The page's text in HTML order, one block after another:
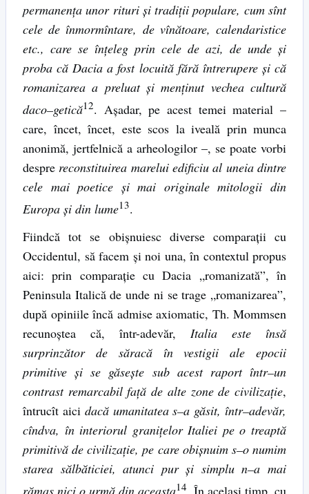
permanenţa unor rituri şi tradiţii populare, cum sînt
cele de înmormîntare, de vînătoare, calendaristice
etc., care se înţeleg prin cele de azi, de unde şi
proba că Dacia a fost locuită fără întrerupere şi că
romanizarea a preluat şi menţinut vechea cultură
daco–getică12. Aşadar, pe acest temei material –
care, încet, încet, este scos la iveală prin munca
anonimă, jertfelnică a arheologilor –, se poate vorbi
despre reconstituirea marelui edificiu al uneia dintre
cele mai poetice şi mai originale mitologii din
Europa şi din lume13.
Fiindcă tot se obişnuiesc diverse comparaţii cu
Occidentul, să facem şi noi una, în contextul propus
aici: prin comparaţie cu Dacia „romanizată”, în
Peninsula Italică de unde ni se trage „romanizarea”,
după opiniile încă admise axiomatic, Th. Mommsen
recunoştea că, într-adevăr, Italia este însă
surprinzător de săracă în vestigii ale epocii
primitive şi se găseşte sub acest raport într–un
contrast remarcabil faţă de alte zone de civilizaţie,
întrucît aici dacă umanitatea s–a găsit, într–adevăr,
cîndva, în interiorul graniţelor Italiei pe o treaptă
primitivă de civilizaţie, pe care obişnuim s–o numim
starea sălbăticiei, atunci pur şi simplu n–a mai
rămas nici o urmă din aceasta14 . În acelaşi timp, cu